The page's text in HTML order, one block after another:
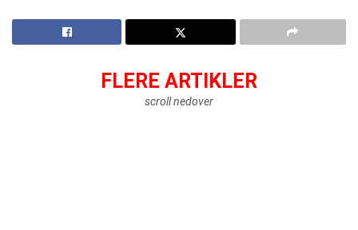
FLERE ARTIKLER
scroll nedover